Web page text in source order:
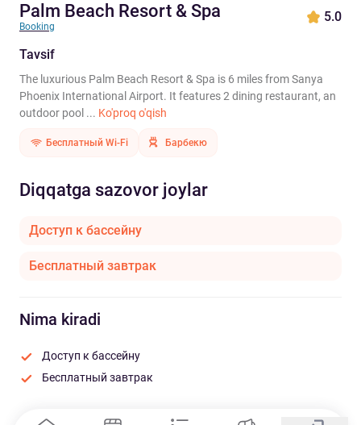
Palm Beach Resort & Spa
Booking
5.0
Tavsif
The luxurious Palm Beach Resort & Spa is 6 miles from Sanya
Phoenix International Airport. It features 2 dining restaurant, an
outdoor pool ... Ko'proq o'qish
Бесплатный Wi-Fi Барбекю
Diqqatga sazovor joylar
Доступ к бассейну
Бесплатный завтрак
Nima kiradi
Доступ к бассейну
Бесплатный завтрак